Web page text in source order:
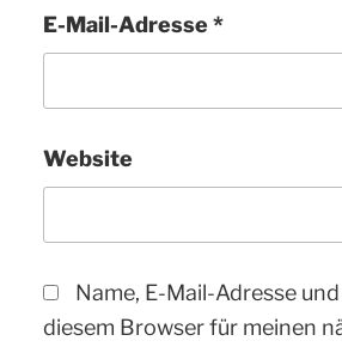
E-Mail-Adresse *
Website
Name, E-Mail-Adresse
diesem Browser für meinen